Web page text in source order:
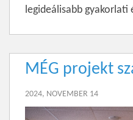
legideálisabb gyakorlati
MÉG projekt
2024, NOVEMBER 14